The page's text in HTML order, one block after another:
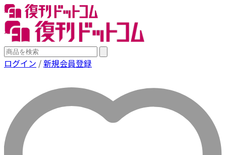
ログイン /新規会員登録